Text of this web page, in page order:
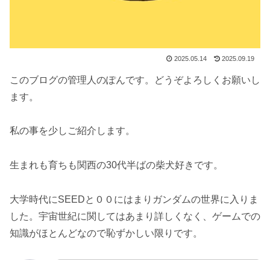
2025.05.14 2025.09.19
このブログの管理人のぽんです。どうぞよろしくお願いし
ます。
私の事を少しご紹介します。
生まれも育ちも関西の30代半ばの柴犬好きです。
大学時代にSEEDと００にはまりガンダムの世界に入りま
した。宇宙世紀に関してはあまり詳しくなく、ゲームでの
知識がほとんどなので恥ずかしい限りです。